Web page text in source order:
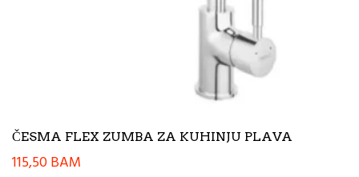
ČESMA FLEX ZUMBA ZA KUHINJU PLAVA
115,50BAM